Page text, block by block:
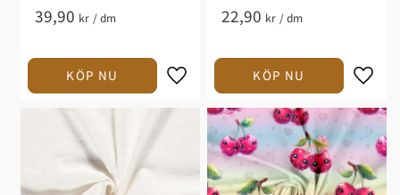
39,90 kr /dm 22,90 kr /dm